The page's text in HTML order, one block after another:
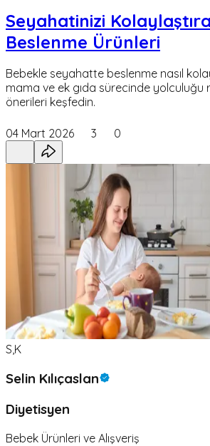
Seyahatinizi
Beslenme Ürünleri
Bebekle seyahatte beslenme nasıl
mama ve ek gıda sürecinde
önerileri keşfedin.
04 Mart 2026 3 0
S,K
Selin Kılıçaslan
Diyetisyen
Bebek Ürünleri ve Alışveriş